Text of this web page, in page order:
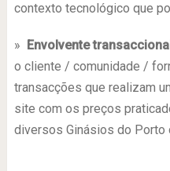
contexto tecnológico que
» Envolvente transaccional
o cliente / comunidade /
transacções que realizam
site com os preços
diversos Ginásios do Porto